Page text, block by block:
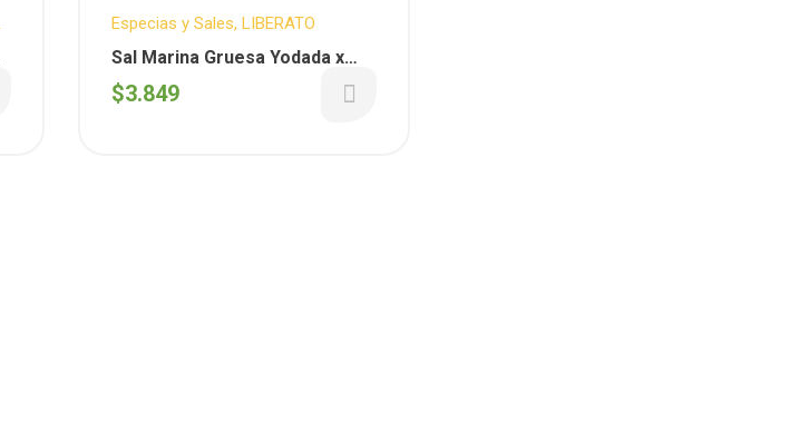
Especias y Sales, LIBERATO
Sal Marina Gruesa Yodada x
500G (Liberato)
$3.849